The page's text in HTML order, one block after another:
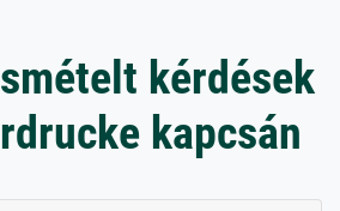
kérdések
kapcsán